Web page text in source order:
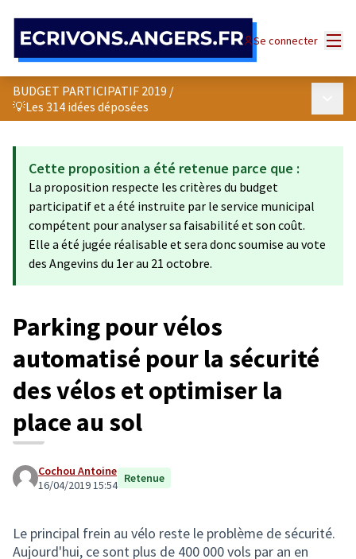
Se connecter
BUDGET PARTICIPATIF 2019 /
💡Les 314 idées déposées
Cette proposition a été retenue parce que :
La proposition respecte les critères du budget
participatif et a été instruite par le service municipal
compétent pour analyser sa faisabilité et son coût.
Elle a été jugée réalisable et sera donc soumise au vote
des Angevins du 1er au 21 octobre.
Parking pour vélos
automatisé pour la sécurité
des vélos et optimiser la
place au sol
Cochou Antoine
16/04/2019 15:54 Retenue
Le principal frein au vélo reste le problème de sécurité.
Aujourd'hui, ce sont plus de 400 000 vols par an en